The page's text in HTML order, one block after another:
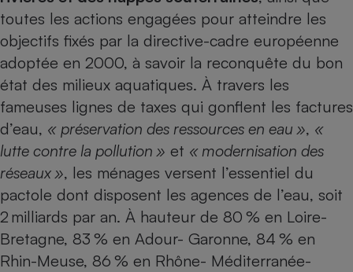
toutes les actions engagées pour atteindre les
objectifs fixés par la directive-cadre européenne
adoptée en 2000, à savoir la reconquête du bon
état des milieux aquatiques. À travers les
fameuses lignes de taxes qui gonflent les factures
d’eau, « préservation des ressources en eau », «
lutte contre la pollution » et « modernisation des
réseaux », les ménages versent l’essentiel du
pactole dont disposent les agences de l’eau, soit
2 milliards par an. À hauteur de 80 % en Loire-
Bretagne, 83 % en Adour- Garonne, 84 % en
Rhin-Meuse, 86 % en Rhône- Méditerranée-
bouteille
Assurance emprunteur
Lave-linge
Téléviseur
Matelas
Radiateur électrique
Mutuelle
Antimoustique